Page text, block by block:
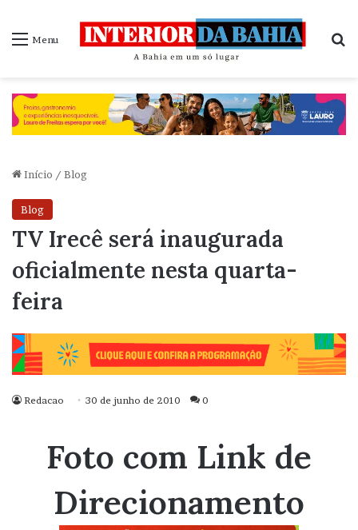
Menu
Início / Blog
Blog
TV Irecê será inaugurada
oficialmente nesta quarta-
feira
Redacao 30 de junho de 2010 0
Foto com Link de
Direcionamento